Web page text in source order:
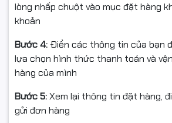
Tốc Độ In Nhanh
Máy in này cho tốc độ in lên đến18
trang in đầu tiên chỉ mất khoảng 7.8
bạn hoàn thành nhiệm vụ công việc
Chất Lượng In Ấn
lòng nhấp chuột vào mục đặt hàng
khoản
Bước 4: Điền các thông tin của bạn
lựa chọn hình thức thanh toán và
hàng của mình
Bước 5:Xem lại thông tin đặt hàng,
gửi đơn hàng